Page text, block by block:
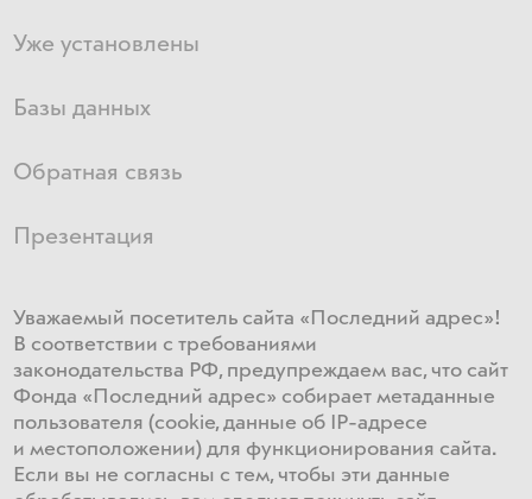
Уже установлены
Базы данных
Обратная связь
Презентация
Уважаемый посетитель сайта «Последний адрес»!
В соответствии с требованиями
законодательства РФ, предупреждаем вас, что сайт
Фонда «Последний адрес» собирает метаданные
пользователя (cookie, данные об IP-адресе
и местоположении) для функционирования сайта​.
Если ​вы не согласны с тем, чтобы эти данные